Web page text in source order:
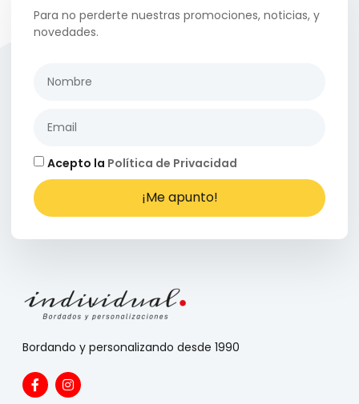
Para no perderte nuestras promociones, noticias, y
novedades.
Acepto la Política de Privacidad
¡Me apunto!
Bordando y personalizando desde 1990